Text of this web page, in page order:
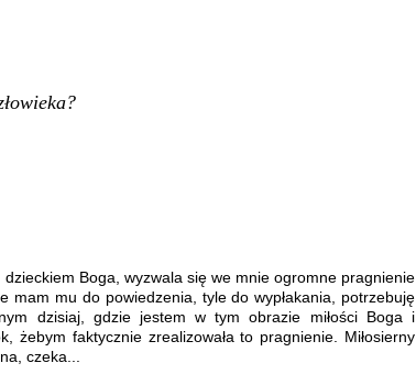
Boga, wyzwala się we mnie ogromne pragnienie
mam mu do powiedzenia, tyle do wypłakania, potrzebuję
dzisiaj, gdzie jestem w tym obrazie miłości Boga i
żebym faktycznie zrealizowała to pragnienie. Miłosierny
czeka...